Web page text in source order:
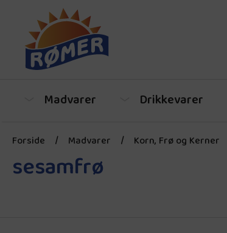
Madvarer Drikkevarer
Forside / Madvarer / Korn, Frø og Kerner
sesamfrø